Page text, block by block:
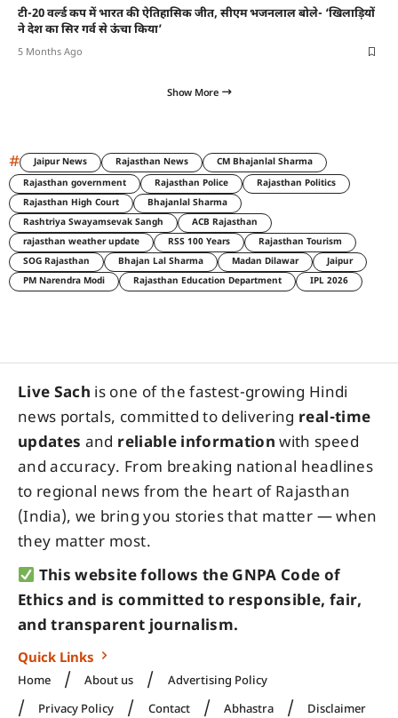
टी-20 वर्ल्ड कप में भारत की ऐतिहासिक जीत, सीएम भजनलाल बोले- ‘खिलाड़ियों
ने देश का सिर गर्व से ऊंचा किया’
5 Months Ago
Show More
# Jaipur News Rajasthan News
CM Bhajanlal Sharma
Rajasthan government
Rajasthan Police
Rajasthan Politics
Rajasthan High Court
Bhajanlal Sharma
Rashtriya Swayamsevak Sangh
ACB Rajasthan
rajasthan weather update
RSS 100 Years
Rajasthan Tourism
SOG Rajasthan
Bhajan Lal Sharma Madan Dilawar
Jaipur
PM Narendra Modi
Rajasthan Education Department IPL 2026
Live Sach is one of the fastest-growing Hindi
news portals, committed to delivering real-time
updates and reliable information with speed
and accuracy. From breaking national headlines
to regional news from the heart of Rajasthan
(India), we bring you stories that matter — when
they matter most.
This website follows the GNPA Code of
Ethics and is committed to responsible, fair,
and transparent journalism.
Quick Links
Home About us
Advertising Policy
Privacy Policy
Contact Abhastra Disclaimer